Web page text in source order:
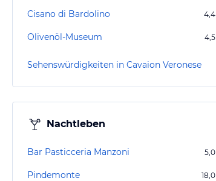
Cisano di Bardolino 4,4
Olivenöl-Museum 4,5
Sehenswürdigkeiten in Cavaion Veronese
Nachtleben
Bar Pasticceria Manzoni 5,0
Pindemonte 18,0